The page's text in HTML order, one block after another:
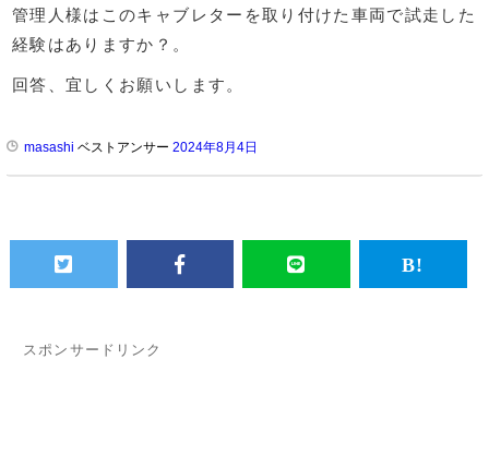
管理人様はこのキャブレターを取り付けた車両で試走した
経験はありますか？。
回答、宜しくお願いします。
masashi ベストアンサー 2024年8月4日
スポンサードリンク